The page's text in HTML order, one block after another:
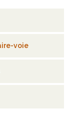
voie